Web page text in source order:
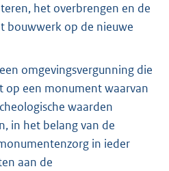
het overbrengen en de
bouwwerk op de nieuwe
omgevingsvergunning die
op een monument waarvan
waarden
in het belang van de
in ieder
aan de